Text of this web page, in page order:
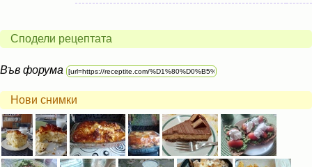
Сподели рецептата
Във форума
Нови снимки